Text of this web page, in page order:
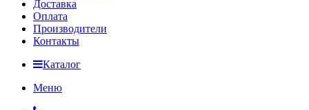
Доставка
Оплата
Производители
Контакты
Каталог
Меню